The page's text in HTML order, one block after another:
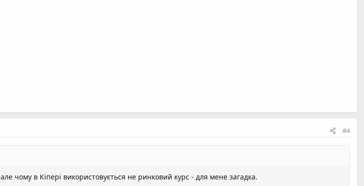
#4
чому в Кіпері використовується не ринковий курс - для мене загадка.